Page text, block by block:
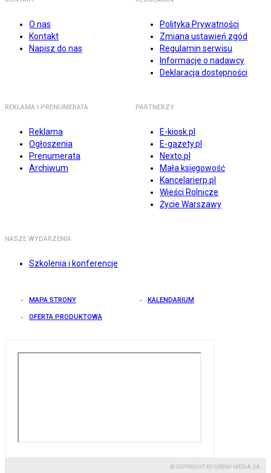
O nas
Kontakt
Napisz do nas
Polityka Prywatności
Zmiana ustawień zgód
Regulamin serwisu
Informacje o nadawcy
Deklaracja dostępności
REKLAMA I PRENUMERATA
Reklama
Ogłoszenia
Prenumerata
Archiwum
PARTNERZY
E-kiosk.pl
E-gazety.pl
Nexto.pl
Mała księgowość
Kancelarierp.pl
Wieści Rolnicze
Życie Warszawy
NASZE WYDARZENIA
Szkolenia i konferencje
MAPA STRONY KALENDARIUM
OFERTA PRODUKTOWA
© COPYRIGHT BY GREMI MEDIA SA